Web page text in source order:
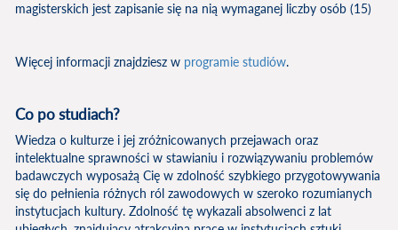
magisterskich jest zapisanie się na nią wymaganej liczby osób (15)
Więcej informacji znajdziesz w programie studiów.
Co po studiach?
Wiedza o kulturze i jej zróżnicowanych przejawach oraz
intelektualne sprawności w stawianiu i rozwiązywaniu problemów
badawczych wyposażą Cię w zdolność szybkiego przygotowywania
się do pełnienia różnych ról zawodowych w szeroko rozumianych
instytucjach kultury. Zdolność tę wykazali absolwenci z lat